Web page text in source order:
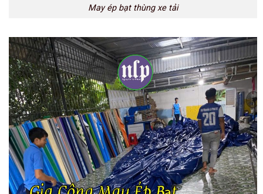
May ép bạt thùng xe tải